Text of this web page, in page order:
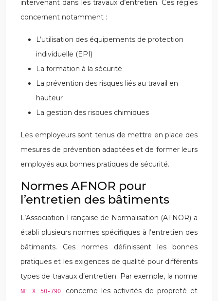
intervenant dans les travaux d’entretien. Ces règles
concernent notamment :
L’utilisation des équipements de protection
individuelle (EPI)
La formation à la sécurité
La prévention des risques liés au travail en
hauteur
La gestion des risques chimiques
Les employeurs sont tenus de mettre en place des
mesures de prévention adaptées et de former leurs
employés aux bonnes pratiques de sécurité.
Normes AFNOR pour
l’entretien des bâtiments
L’Association Française de Normalisation (AFNOR) a
établi plusieurs normes spécifiques à l’entretien des
bâtiments. Ces normes définissent les bonnes
pratiques et les exigences de qualité pour différents
types de travaux d’entretien. Par exemple, la norme
NF X 50-790 concerne les activités de propreté et